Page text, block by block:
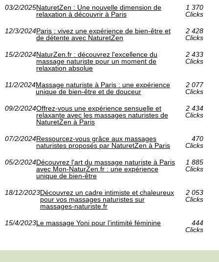
03/2/2025NaturetZen : Une nouvelle dimension de
relaxation à découvrir à Paris
1 370
Clicks
12/3/2024Paris : vivez une expérience de bien-être et
de détente avec NaturetZen
2 428
Clicks
15/2/2024NaturZen.fr : découvrez l'excellence du
massage naturiste pour un moment de
relaxation absolue
2 433
Clicks
11/2/2024Massage naturiste à Paris : une expérience
unique de bien-être et de douceur
2 077
Clicks
09/2/2024Offrez-vous une expérience sensuelle et
relaxante avec les massages naturistes de
NaturetZen à Paris
2 434
Clicks
07/2/2024Ressourcez-vous grâce aux massages
naturistes proposés par NaturetZen à Paris
470
Clicks
05/2/2024Découvrez l'art du massage naturiste à Paris
avec Mon-NaturZen.fr : une expérience
unique de bien-être
1 885
Clicks
18/12/2023Découvrez un cadre intimiste et chaleureux
pour vos massages naturistes sur
massages-naturiste.fr
2 053
Clicks
15/4/2023Le massage Yoni pour l’intimité féminine
444
Clicks